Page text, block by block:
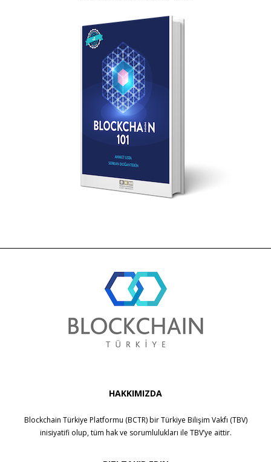
HAKKIMIZDA
Blockchain Türkiye Platformu (BCTR) birTürkiye Bilişim Vakfı (TBV)
inisiyatifi olup, tüm hak ve sorumlulukları ile TBV’ye aittir.